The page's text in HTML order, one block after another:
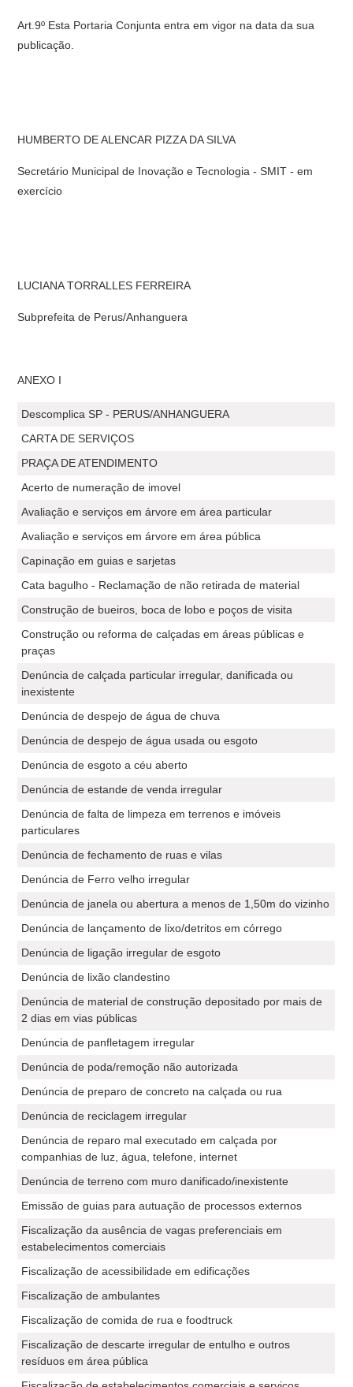
Art.9º Esta Portaria Conjunta entra em vigor na data da sua
publicação.
HUMBERTO DE ALENCAR PIZZA DA SILVA
Secretário Municipal de Inovação e Tecnologia - SMIT - em
exercício
LUCIANA TORRALLES FERREIRA
Subprefeita de Perus/Anhanguera
ANEXO I
Descomplica SP - PERUS/ANHANGUERA
CARTA DE SERVIÇOS
PRAÇA DE ATENDIMENTO
Acerto de numeração de imovel
Avaliação e serviços em árvore em área particular
Avaliação e serviços em árvore em área pública
Capinação em guias e sarjetas
Cata bagulho - Reclamação de não retirada de material
Construção de bueiros, boca de lobo e poços de visita
Construção ou reforma de calçadas em áreas públicas e
praças
Denúncia de calçada particular irregular, danificada ou
inexistente
Denúncia de despejo de água de chuva
Denúncia de despejo de água usada ou esgoto
Denúncia de esgoto a céu aberto
Denúncia de estande de venda irregular
Denúncia de falta de limpeza em terrenos e imóveis
particulares
Denúncia de fechamento de ruas e vilas
Denúncia de Ferro velho irregular
Denúncia de janela ou abertura a menos de 1,50m do vizinho
Denúncia de lançamento de lixo/detritos em córrego
Denúncia de ligação irregular de esgoto
Denúncia de lixão clandestino
Denúncia de material de construção depositado por mais de
2 dias em vias públicas
Denúncia de panfletagem irregular
Denúncia de poda/remoção não autorizada
Denúncia de preparo de concreto na calçada ou rua
Denúncia de reciclagem irregular
Denúncia de reparo mal executado em calçada por
companhias de luz, água, telefone, internet
Denúncia de terreno com muro danificado/inexistente
Emissão de guias para autuação de processos externos
Fiscalização da ausência de vagas preferenciais em
estabelecimentos comerciais
Fiscalização de acessibilidade em edificações
Fiscalização de ambulantes
Fiscalização de comida de rua e foodtruck
Fiscalização de descarte irregular de entulho e outros
resíduos em área pública